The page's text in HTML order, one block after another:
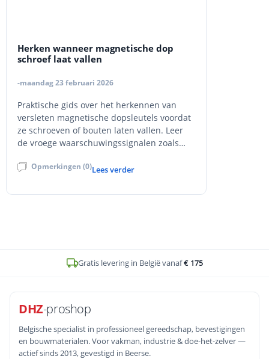
Herken wanneer magnetische dop
schroef laat vallen
-maandag 23 februari 2026
Praktische gids over het herkennen van
versleten magnetische dopsleutels voordat
ze schroeven of bouten laten vallen. Leer
de vroege waarschuwingssignalen zoals
zichtbare slijtage, plus drie snelle
preventietips, vervangingsadvies en interne
Opmerkingen (0)Lees verder
Op voorraad en voor16ubesteld, zelfde werkdag verstuurd
DHZ-proshop
Belgische specialist in professioneel gereedschap, bevestigingen
en bouwmaterialen. Voor vakman, industrie & doe-het-zelver —
actief sinds 2013, gevestigd in Beerse.